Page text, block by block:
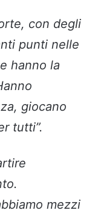
con degli
punti nelle
hanno la
giocano
tutti”.
mezzi